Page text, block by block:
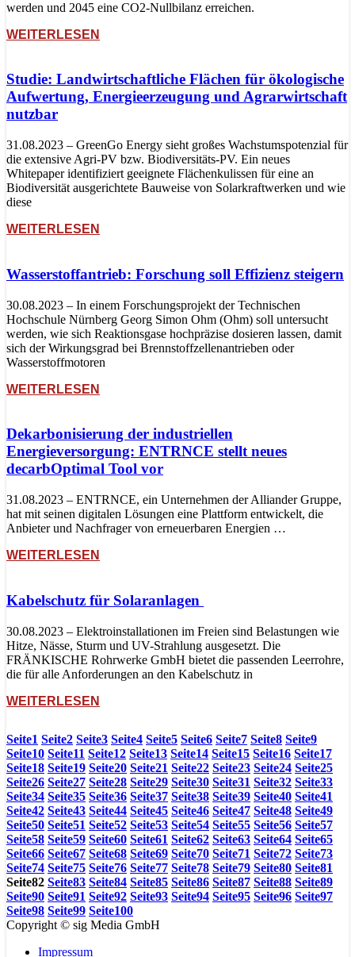
werden und 2045 eine CO2-Nullbilanz erreichen.
WEITERLESEN
Studie: Landwirtschaftliche Flächen für ökologische
Aufwertung, Energieerzeugung und Agrarwirtschaft
nutzbar
31.08.2023 – GreenGo Energy sieht großes Wachstumspotenzial für
die extensive Agri-PV bzw. Biodiversitäts-PV. Ein neues
Whitepaper identifiziert geeignete Flächenkulissen für eine an
Biodiversität ausgerichtete Bauweise von Solarkraftwerken und wie
diese
WEITERLESEN
Wasserstoffantrieb: Forschung soll Effizienz steigern
30.08.2023 – In einem Forschungsprojekt der Technischen
Hochschule Nürnberg Georg Simon Ohm (Ohm) soll untersucht
werden, wie sich Reaktionsgase hochpräzise dosieren lassen, damit
sich der Wirkungsgrad bei Brennstoffzellenantrieben oder
Wasserstoffmotoren
WEITERLESEN
Dekarbonisierung der industriellen
Energieversorgung: ENTRNCE stellt neues
decarbOptimal Tool vor
31.08.2023 – ENTRNCE, ein Unternehmen der Alliander Gruppe,
hat mit seinen digitalen Lösungen eine Plattform entwickelt, die
Anbieter und Nachfrager von erneuerbaren Energien …
WEITERLESEN
Kabelschutz für Solaranlagen
30.08.2023 – Elektroinstallationen im Freien sind Belastungen wie
Hitze, Nässe, Sturm und UV-Strahlung ausgesetzt. Die
FRÄNKISCHE Rohrwerke GmbH bietet die passenden Leerrohre,
die für alle Anforderungen an den Kabelschutz in
WEITERLESEN
Seite1 Seite2 Seite3 Seite4 Seite5 Seite6 Seite7 Seite8 Seite9
Seite10 Seite11 Seite12 Seite13 Seite14 Seite15 Seite16 Seite17
Seite18 Seite19 Seite20 Seite21 Seite22 Seite23 Seite24 Seite25
Seite26 Seite27 Seite28 Seite29 Seite30 Seite31 Seite32 Seite33
Seite34 Seite35 Seite36 Seite37 Seite38 Seite39 Seite40 Seite41
Seite42 Seite43 Seite44 Seite45 Seite46 Seite47 Seite48 Seite49
Seite50 Seite51 Seite52 Seite53 Seite54 Seite55 Seite56 Seite57
Seite58 Seite59 Seite60 Seite61 Seite62 Seite63 Seite64 Seite65
Seite66 Seite67 Seite68 Seite69 Seite70 Seite71 Seite72 Seite73
Seite74 Seite75 Seite76 Seite77 Seite78 Seite79 Seite80 Seite81
Seite82 Seite83 Seite84 Seite85 Seite86 Seite87 Seite88 Seite89
Seite90 Seite91 Seite92 Seite93 Seite94 Seite95 Seite96 Seite97
Seite98 Seite99 Seite100
Copyright © sig Media GmbH
Impressum